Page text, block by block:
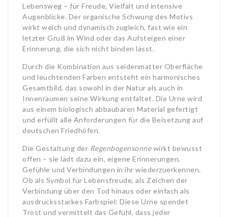
Lebensweg – für Freude, Vielfalt und intensive
Augenblicke. Der organische Schwung des Motivs
wirkt weich und dynamisch zugleich, fast wie ein
letzter Gruß im Wind oder das Aufsteigen einer
Erinnerung, die sich nicht binden lässt.
Durch die Kombination aus seidenmatter Oberfläche
und leuchtenden Farben entsteht ein harmonisches
Gesamtbild, das sowohl in der Natur als auch in
Innenräumen seine Wirkung entfaltet. Die Urne wird
aus einem biologisch abbaubaren Material gefertigt
und erfüllt alle Anforderungen für die Beisetzung auf
deutschen Friedhöfen.
Die Gestaltung der Regenbogensonnewirkt bewusst
offen – sie lädt dazu ein, eigene Erinnerungen,
Gefühle und Verbindungen in ihr wiederzuerkennen.
Ob als Symbol für Lebensfreude, als Zeichen der
Verbindung über den Tod hinaus oder einfach als
ausdrucksstarkes Farbspiel: Diese Urne spendet
Trost und vermittelt das Gefühl, dass jeder